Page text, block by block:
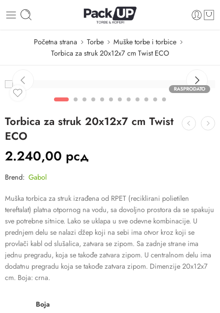
Početna strana Torbe
Muške torbe i torbice
Torbica za struk 20x12x7 cm Twist ECO
RASPRODATO
Torbica za struk 20x12x7 cm Twist
ECO
2.240,00 рсд
Brend: Gabol
Muška torbica za struk izrađena od RPET (reciklirani polietilen
tereftalat) platna otpornog na vodu, sa dovoljno prostora da se spakuju
sve potrebne sitnice. Lako se uklapa u sve odevne kombinacije. U
prednjem delu se nalazi džep koji na sebi ima otvor kroz koji se
provlači kabl od slušalica, zatvara se zipom. Sa zadnje strane ima
jednu pregradu, koja se takođe zatvara zipom. U centralnom delu ima
dodatnu pregradu koja se takođe zatvara zipom. Dimenzije 20x12x7
cm. Boja: crna.
Boja